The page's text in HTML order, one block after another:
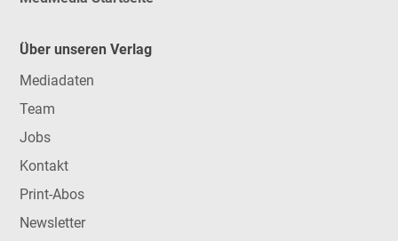
Über unseren Verlag
Mediadaten
Team
Jobs
Kontakt
Print-Abos
Newsletter